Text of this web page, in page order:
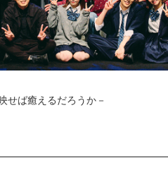
せば癒えるだろうか－